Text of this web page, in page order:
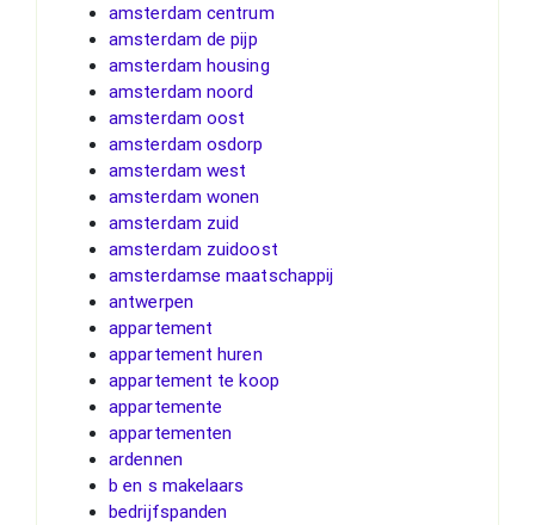
amsterdam centrum
amsterdam de pijp
amsterdam housing
amsterdam noord
amsterdam oost
amsterdam osdorp
amsterdam west
amsterdam wonen
amsterdam zuid
amsterdam zuidoost
amsterdamse maatschappij
antwerpen
appartement
appartement huren
appartement te koop
appartemente
appartementen
ardennen
b en s makelaars
bedrijfspanden